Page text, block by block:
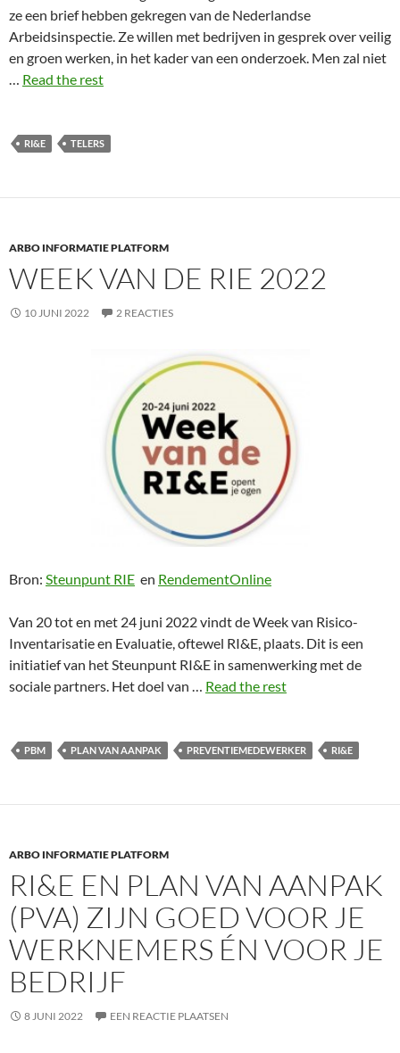
ze een brief hebben gekregen van de Nederlandse
Arbeidsinspectie. Ze willen met bedrijven in gesprek over veilig
en groen werken, in het kader van een onderzoek. Men zal niet
… Read the rest
RI&E TELERS
ARBO INFORMATIE PLATFORM
WEEK VAN DE RIE 2022
10 JUNI 2022 2 REACTIES
Bron: Steunpunt RIE en RendementOnline
Van 20 tot en met 24 juni 2022 vindt de Week van Risico-
Inventarisatie en Evaluatie, oftewel RI&E, plaats. Dit is een
initiatief van het Steunpunt RI&E in samenwerking met de
sociale partners. Het doel van … Read the rest
PBM PLAN VAN AANPAK PREVENTIEMEDEWERKER RI&E
ARBO INFORMATIE PLATFORM
RI&E EN PLAN VAN AANPAK
(PVA) ZIJN GOED VOOR JE
WERKNEMERS ÉN VOOR JE
BEDRIJF
8 JUNI 2022 EEN REACTIE PLAATSEN